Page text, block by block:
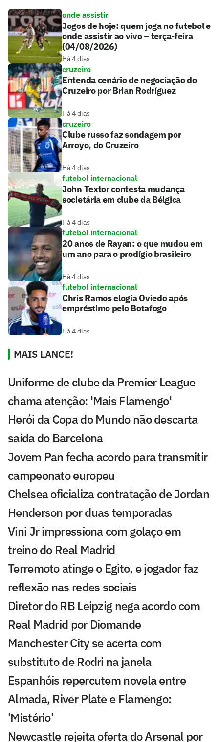
onde assistir
Jogos de hoje: quem joga no futebol e
onde assistir ao vivo – terça-feira
(04/08/2026)
Há 4 dias
cruzeiro
Entenda cenário de negociação do
Cruzeiro por Brian Rodríguez
Há 4 dias
cruzeiro
Clube russo faz sondagem por
Arroyo, do Cruzeiro
Há 4 dias
futebol internacional
John Textor contesta mudança
societária em clube da Bélgica
Há 4 dias
futebol internacional
20 anos de Rayan: o que mudou em
um ano para o prodígio brasileiro
Há 4 dias
futebol internacional
Chris Ramos elogia Oviedo após
empréstimo pelo Botafogo
Há 4 dias
MAIS LANCE!
Uniforme de clube da Premier League
chama atenção: 'Mais Flamengo'
Herói da Copa do Mundo não descarta
saída do Barcelona
Jovem Pan fecha acordo para transmitir
campeonato europeu
Chelsea oficializa contratação de Jordan
Henderson por duas temporadas
Vini Jr impressiona com golaço em
treino do Real Madrid
Terremoto atinge o Egito, e jogador faz
reflexão nas redes sociais
Diretor do RB Leipzig nega acordo com
Real Madrid por Diomande
Manchester City se acerta com
substituto de Rodri na janela
Espanhóis repercutem novela entre
Almada, River Plate e Flamengo:
'Mistério'
Newcastle rejeita oferta do Arsenal por